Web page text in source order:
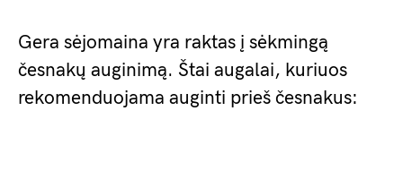
Gera sėjomaina yra raktas į sėkmingą
česnakų auginimą. Štai augalai, kuriuos
rekomenduojama auginti prieš česnakus: